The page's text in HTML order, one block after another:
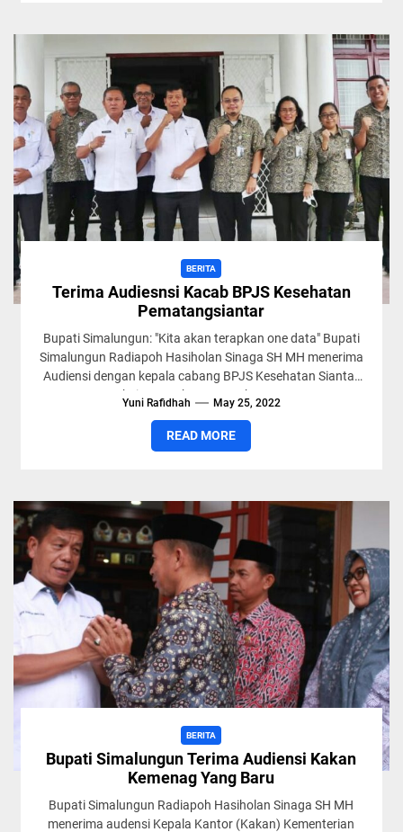
BERITA
Terima Audiesnsi Kacab BPJS Kesehatan
Pematangsiantar
Bupati Simalungun: "Kita akan terapkan one data" Bupati
Simalungun Radiapoh Hasiholan Sinaga SH MH menerima
Audiensi dengan kepala cabang BPJS Kesehatan Siantar
terkait permohonan pembuatan...
Yuni Rafidhah May 25, 2022
READ MORE
BERITA
Bupati Simalungun Terima Audiensi Kakan
Kemenag Yang Baru
Bupati Simalungun Radiapoh Hasiholan Sinaga SH MH
menerima audensi Kepala Kantor (Kakan) Kementerian